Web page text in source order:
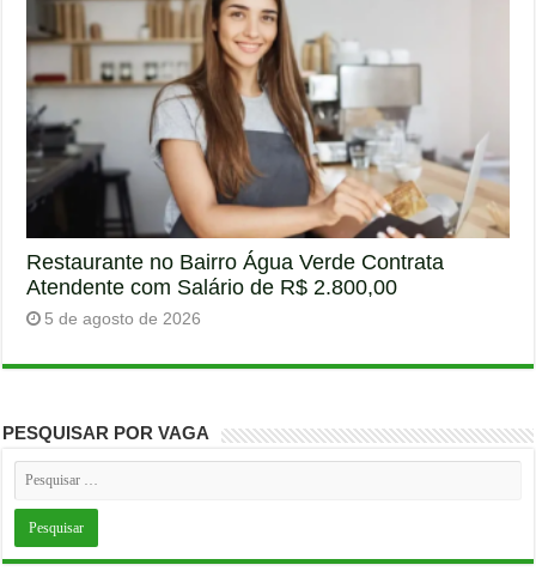
Restaurante no Bairro Água Verde Contrata
Atendente com Salário de R$ 2.800,00
5 de agosto de 2026
PESQUISAR POR VAGA